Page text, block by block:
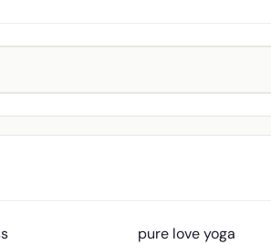
pure love yoga